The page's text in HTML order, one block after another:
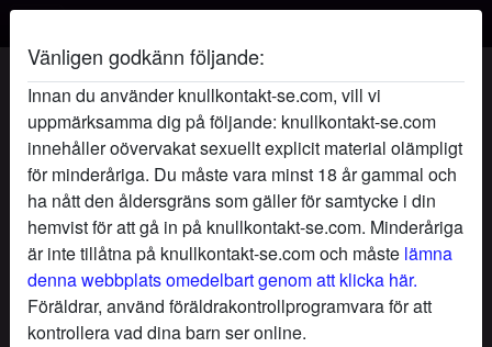
Vänligen godkänn följande:
Innan du använder knullkontakt-se.com, vill vi
uppmärksamma dig på följande: knullkontakt-se.com
innehåller oövervakat sexuellt explicit material olämpligt
för minderåriga. Du måste vara minst 18 år gammal och
ha nått den åldersgräns som gäller för samtycke i din
hemvist för att gå in på knullkontakt-se.com. Minderåriga
är inte tillåtna på knullkontakt-se.com och måste lämna
denna webbplats omedelbart genom att klicka här.
Föräldrar, använd föräldrakontrollprogramvara för att
kontrollera vad dina barn ser online.
Brittafitta's profil